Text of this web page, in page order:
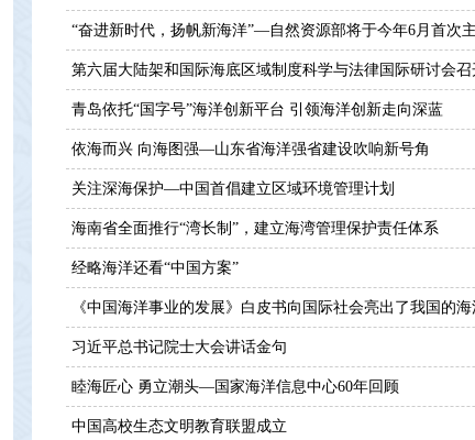
“奋进新时代，扬帆新海洋”—自然资源部将于今年6月首次
第六届大陆架和国际海底区域制度科学与法律国际研讨会召
青岛依托“国字号”海洋创新平台 引领海洋创新走向深蓝
依海而兴 向海图强—山东省海洋强省建设吹响新号角
关注深海保护—中国首倡建立区域环境管理计划
海南省全面推行“湾长制”，建立海湾管理保护责任体系
经略海洋还看“中国方案”
《中国海洋事业的发展》白皮书向国际社会亮出了我国的海
习近平总书记院士大会讲话金句
睦海匠心 勇立潮头—国家海洋信息中心60年回顾
中国高校生态文明教育联盟成立